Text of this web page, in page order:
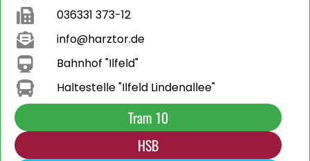
036331 373-12
info@harztor.de
Bahnhof "Ilfeld"
Haltestelle "Ilfeld Lindenallee"
Tram 10
HSB